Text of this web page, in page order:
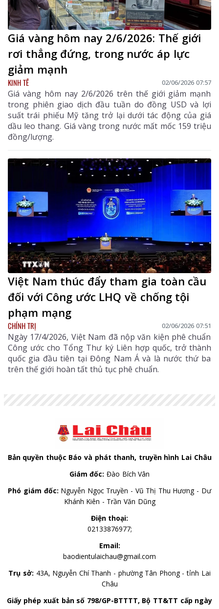
Giá vàng hôm nay 2/6/2026: Thế giới
rơi thẳng đứng, trong nước áp lực
giảm mạnh
KINH TẾ 02/06/2026 07:57
Giá vàng hôm nay 2/6/2026 trên thế giới giảm mạnh
trong phiên giao dịch đầu tuần do đồng USD và lợi
suất trái phiếu Mỹ tăng trở lại dưới tác động của giá
dầu leo thang. Giá vàng trong nước mất mốc 159 triệu
đồng/lượng.
Việt Nam thúc đẩy tham gia toàn cầu
đối với Công ước LHQ về chống tội
phạm mạng
CHÍNH TRỊ 02/06/2026 07:51
Ngày 17/4/2026, Việt Nam đã nộp văn kiện phê chuẩn
Công ước cho Tổng Thư ký Liên hợp quốc, trở thành
quốc gia đầu tiên tại Đông Nam Á và là nước thứ ba
trên thế giới hoàn tất thủ tục phê chuẩn.
Bản quyền thuộc Báo và phát thanh, truyền hình Lai Châu
Giám đốc: Đào Bích Vân
Phó giám đốc: Nguyễn Ngọc Truyền - Vũ Thị Thu Hương - Dư
Khánh Kiên - Trần Văn Dũng
Điện thoại:
02133876977;
Email:
baodientulaichau@gmail.com
Trụ sở: 43A, Nguyễn Chí Thanh - phường Tân Phong - tỉnh Lai
Châu
Giấy phép xuất bản số 798/GP-BTTTT, Bộ TT&TT cấp ngày